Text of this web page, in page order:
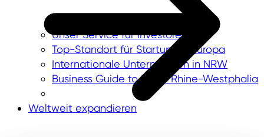
Unser Service für Investoren
Top-Standort für Startups in Europa
Internationale Unternehmen in NRW
Business Guide to North Rhine-Westphalia
Weltweit expandieren